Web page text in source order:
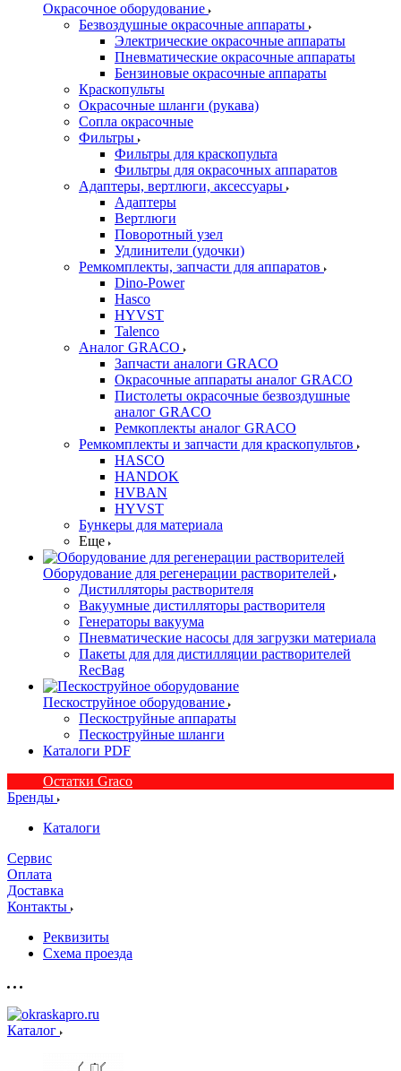
Окрасочное оборудование
Безвоздушные окрасочные аппараты
Электрические окрасочные аппараты
Пневматические окрасочные аппараты
Бензиновые окрасочные аппараты
Краскопульты
Окрасочные шланги (рукава)
Сопла окрасочные
Фильтры
Фильтры для краскопульта
Фильтры для окрасочных аппаратов
Адаптеры, вертлюги, аксессуары
Адаптеры
Вертлюги
Поворотный узел
Удлинители (удочки)
Ремкомплекты, запчасти для аппаратов
Dino-Power
Hasco
HYVST
Talenco
Аналог GRACO
Запчасти аналоги GRACO
Окрасочные аппараты аналог GRACO
Пистолеты окрасочные безвоздушные
аналог GRACO
Ремкоплекты аналог GRACO
Ремкомплекты и запчасти для краскопультов
HASCO
HANDOK
HVBAN
HYVST
Бункеры для материала
Еще
Оборудование для регенерации растворителей
Дистилляторы растворителя
Вакуумные дистилляторы растворителя
Генераторы вакуума
Пневматические насосы для загрузки материала
Пакеты для для дистилляции растворителей
RecBag
Пескоструйное оборудование
Пескоструйные аппараты
Пескоструйные шланги
Каталоги PDF
Остатки Graco
Бренды
Каталоги
Сервис
Оплата
Доставка
Контакты
Реквизиты
Схема проезда
Каталог